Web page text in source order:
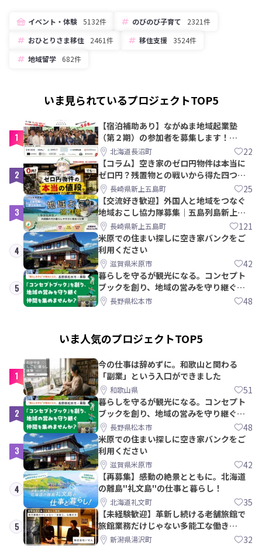
イベント・体験 5132件 のびのび子育て
2321件
おひとりさま移住
2461件 移住支援 3524件
地域留学
682件
いま見られているプロジェクトTOP5
1
【宿泊補助あり】ながぬま地域起業塾
（第２期）の参加者を募集します！
【8/21〆】
北海道長沼町 22
2
【コラム】空き家のゼロ円物件は本当に
ゼロ円？残置物との戦いから得た四つの
教訓｜新上五島町
長崎県新上五島町 25
3
【交流好き歓迎】外国人と地域をつなぐ
地域おこし協力隊募集｜五島列島新上五
島町長崎県新上五島町 121
4
米原での住まい探しに空き家バンクをご
利用ください
滋賀県米原市 42
5
暮らしを守るが観光になる。コンセプト
ブックを創り、地域の営みを守り継ぐ仲
間を集めませんか？
長野県松本市 48
いま人気のプロジェクトTOP5
1
今の仕事は辞めずに。和歌山と関わる
「副業」という入口ができました
和歌山県 51
2
暮らしを守るが観光になる。コンセプト
ブックを創り、地域の営みを守り継ぐ仲
間を集めませんか？
長野県松本市 48
3
米原での住まい探しに空き家バンクをご
利用ください
滋賀県米原市 42
4
【再募集】感動の絶景とともに。北海道
の離島"礼文島"の仕事と暮らし！
北海道礼文町 35
5
【未経験歓迎】革新し続ける老舗旅館で
旅館業務だけじゃない多能工な働き
方。 株式会社いせん
新潟県湯沢町 32